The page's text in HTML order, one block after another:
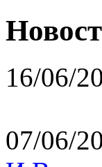
16/06/
07/06/